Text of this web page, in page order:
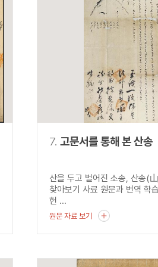
7. 고문서를 통해 본 산송
산을 두고 벌어진 소송, 산송(
찾아보기 사료 원문과 번역 학
헌 ...
원문 자료 보기